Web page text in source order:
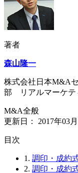
著者
森山隆一
株式会社日本M&A
部 リアルマーケ
M&A全般
更新日： 2017年03
⽬次
1. 調印・成約
2. 調印・成約